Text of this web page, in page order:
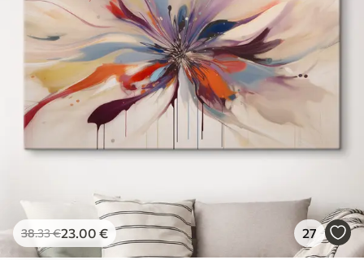
38.33€23.00 € 27